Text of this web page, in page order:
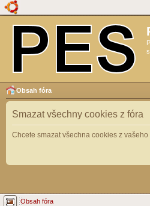
Obsah fóra
Smazat všechny cookies z fóra
Chcete smazat všechna cookies z
Obsah fóra